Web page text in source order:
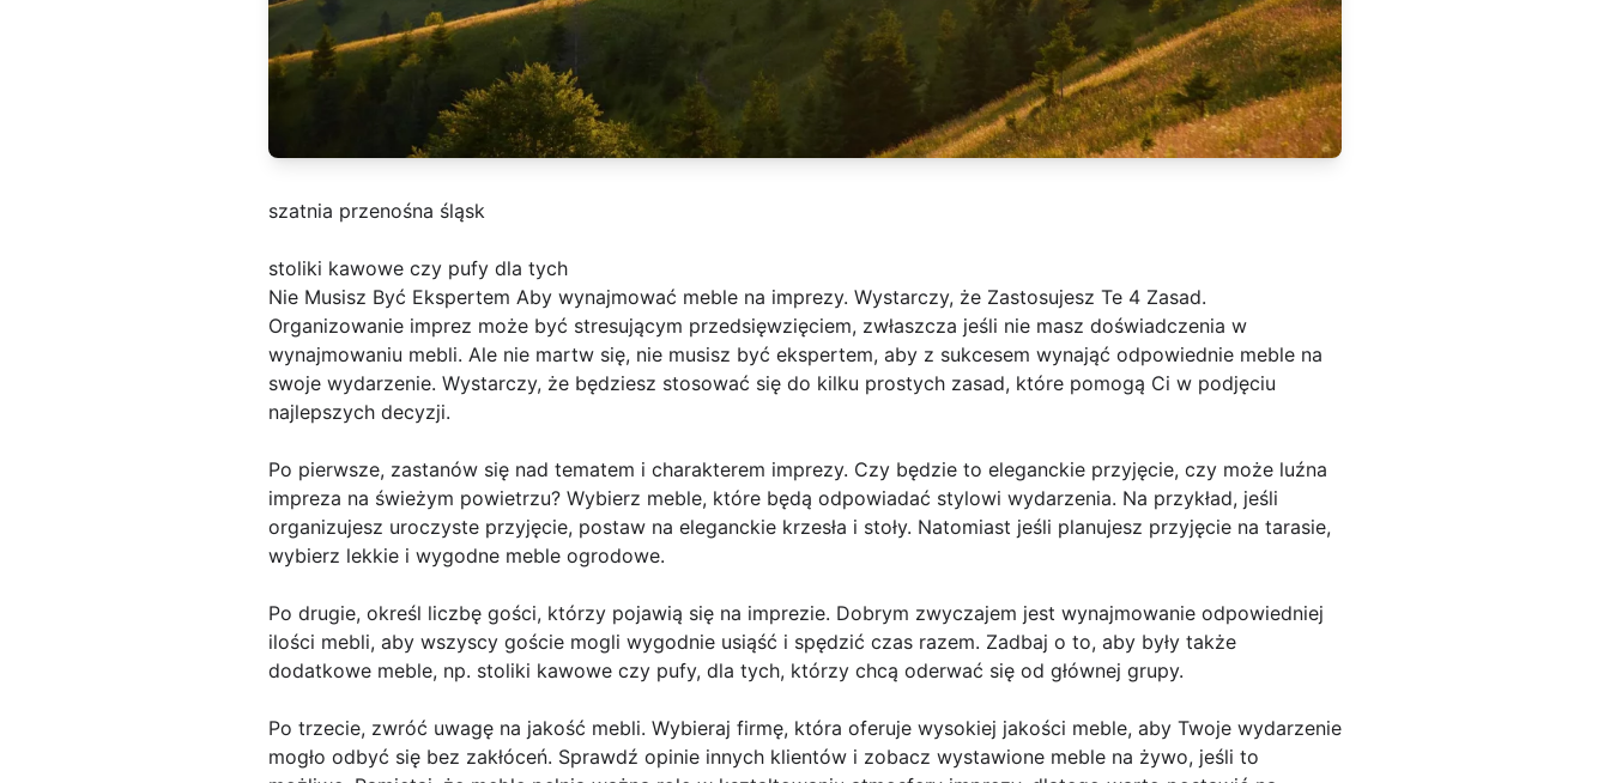
szatnia przenośna śląsk
stoliki kawowe czy pufy dla tych
Nie Musisz Być Ekspertem Aby wynajmować meble na imprezy. Wystarczy, że Zastosujesz Te 4 Zasad.
Organizowanie imprez może być stresującym przedsięwzięciem, zwłaszcza jeśli nie masz doświadczenia w
wynajmowaniu mebli. Ale nie martw się, nie musisz być ekspertem, aby z sukcesem wynająć odpowiednie meble na
swoje wydarzenie. Wystarczy, że będziesz stosować się do kilku prostych zasad, które pomogą Ci w podjęciu
najlepszych decyzji.
Po pierwsze, zastanów się nad tematem i charakterem imprezy. Czy będzie to eleganckie przyjęcie, czy może luźna
impreza na świeżym powietrzu? Wybierz meble, które będą odpowiadać stylowi wydarzenia. Na przykład, jeśli
organizujesz uroczyste przyjęcie, postaw na eleganckie krzesła i stoły. Natomiast jeśli planujesz przyjęcie na tarasie,
wybierz lekkie i wygodne meble ogrodowe.
Po drugie, określ liczbę gości, którzy pojawią się na imprezie. Dobrym zwyczajem jest wynajmowanie odpowiedniej
ilości mebli, aby wszyscy goście mogli wygodnie usiąść i spędzić czas razem. Zadbaj o to, aby były także
dodatkowe meble, np. stoliki kawowe czy pufy, dla tych, którzy chcą oderwać się od głównej grupy.
Po trzecie, zwróć uwagę na jakość mebli. Wybieraj firmę, która oferuje wysokiej jakości meble, aby Twoje wydarzenie
mogło odbyć się bez zakłóceń. Sprawdź opinie innych klientów i zobacz wystawione meble na żywo, jeśli to